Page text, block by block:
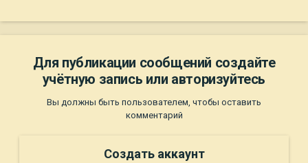
Для публикации сообщений создайте
учётную запись или авторизуйтесь
Вы должны быть пользователем, чтобы оставить
комментарий
Создать аккаунт